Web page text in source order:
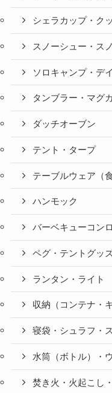
シェラカップ・ク
スノーシュー・ス
ソロキャンプ・デ
タンブラー・マグ
ダッチオーブン
テント・タープ
テーブルウェア（
ハンモック
バーベキューコン
ペグ・テントグッ
ランタン・ライト
収納（コンテナ・
寝袋・シュラフ・
水筒（ボトル）・
焚き火・火起こし